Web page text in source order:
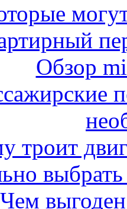
Обзор
троит
выбрать
Чем